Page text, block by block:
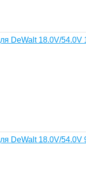
DeWalt 18.0V/
DeWalt 18.0V/